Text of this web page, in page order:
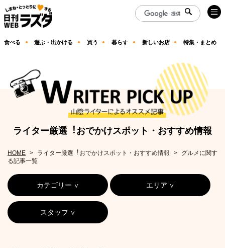
食べる 遊ぶ・出かける 買う 暮らす 新しいお店 特集・まとめ
ライター厳選︕おでかけスポット・おすすめ情報
HOME ライター厳選︕おでかけスポット・おすすめ情報
グルメに関す
る記事一覧
カテゴリー エリア
スタッフ